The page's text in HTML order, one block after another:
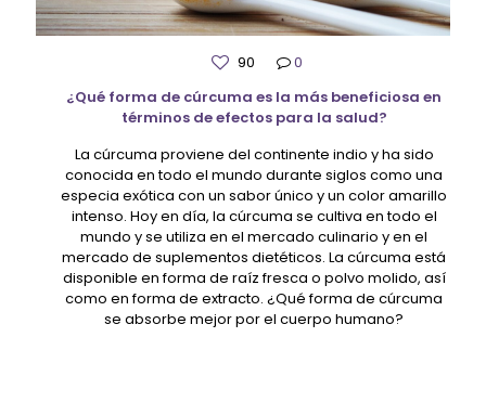
90
0
¿Qué forma de cúrcuma es la más beneficiosa en
términos de efectos para la salud?
La cúrcuma proviene del continente indio y ha sido
conocida en todo el mundo durante siglos como una
especia exótica con un sabor único y un color amarillo
intenso. Hoy en día, la cúrcuma se cultiva en todo el
mundo y se utiliza en el mercado culinario y en el
mercado de suplementos dietéticos. La cúrcuma está
disponible en forma de raíz fresca o polvo molido, así
como en forma de extracto. ¿Qué forma de cúrcuma
se absorbe mejor por el cuerpo humano?